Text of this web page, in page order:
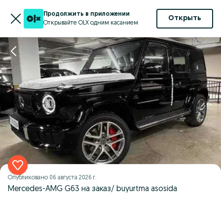
Продолжить в приложении
Открывайте OLX одним касанием
Открыть
Опубликовано 06 августа 2026 г.
Mercedes-AMG G63 на заказ/ buyurtma asosida